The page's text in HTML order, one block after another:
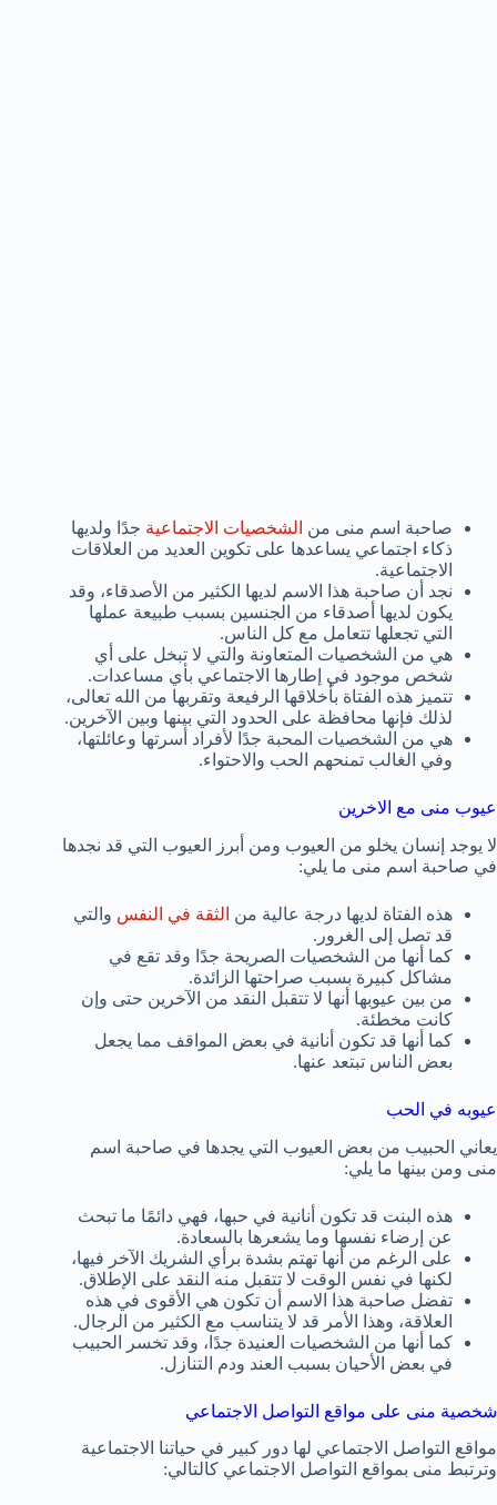
صاحبة اسم منى من الشخصيات الاجتماعية جدًا ولديها
ذكاء اجتماعي يساعدها على تكوين العديد من العلاقات
الاجتماعية.
نجد أن صاحبة هذا الاسم لديها الكثير من الأصدقاء، وقد
يكون لديها أصدقاء من الجنسين بسبب طبيعة عملها
التي تجعلها تتعامل مع كل الناس.
هي من الشخصيات المتعاونة والتي لا تبخل على أي
شخص موجود في إطارها الاجتماعي بأي مساعدات.
تتميز هذه الفتاة بأخلاقها الرفيعة وتقربها من الله تعالى،
لذلك فإنها محافظة على الحدود التي بينها وبين الآخرين.
هي من الشخصيات المحبة جدًا لأفراد أسرتها وعائلتها،
وفي الغالب تمنحهم الحب والاحتواء.
عيوب منى مع الاخرين
لا يوجد إنسان يخلو من العيوب ومن أبرز العيوب التي قد نجدها
في صاحبة اسم منى ما يلي:
هذه الفتاة لديها درجة عالية من الثقة في النفس والتي
قد تصل إلى الغرور.
كما أنها من الشخصيات الصريحة جدًا وقد تقع في
مشاكل كبيرة بسبب صراحتها الزائدة.
من بين عيوبها أنها لا تتقبل النقد من الآخرين حتى وإن
كانت مخطئة.
كما أنها قد تكون أنانية في بعض المواقف مما يجعل
بعض الناس تبتعد عنها.
عيوبه في الحب
يعاني الحبيب من بعض العيوب التي يجدها في صاحبة اسم
منى ومن بينها ما يلي:
هذه البنت قد تكون أنانية في حبها، فهي دائمًا ما تبحث
عن إرضاء نفسها وما يشعرها بالسعادة.
على الرغم من أنها تهتم بشدة برأي الشريك الآخر فيها،
لكنها في نفس الوقت لا تتقبل منه النقد على الإطلاق.
تفضل صاحبة هذا الاسم أن تكون هي الأقوى في هذه
العلاقة، وهذا الأمر قد لا يتناسب مع الكثير من الرجال.
كما أنها من الشخصيات العنيدة جدًا، وقد تخسر الحبيب
في بعض الأحيان بسبب العند ودم التنازل.
شخصية منى على مواقع التواصل الاجتماعي
مواقع التواصل الاجتماعي لها دور كبير في حياتنا الاجتماعية
وترتبط منى بمواقع التواصل الاجتماعي كالتالي: